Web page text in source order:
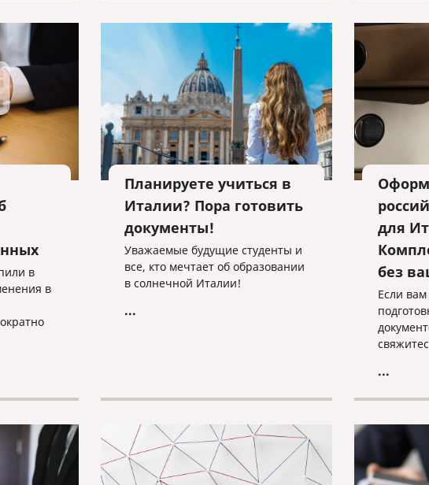
в
в
Планируете учиться в
Италии? Пора готовить
документы!
Уважаемые будущие студенты и
все, кто мечтает об образовании
в солнечной Италии!
...
для
без
Если
...